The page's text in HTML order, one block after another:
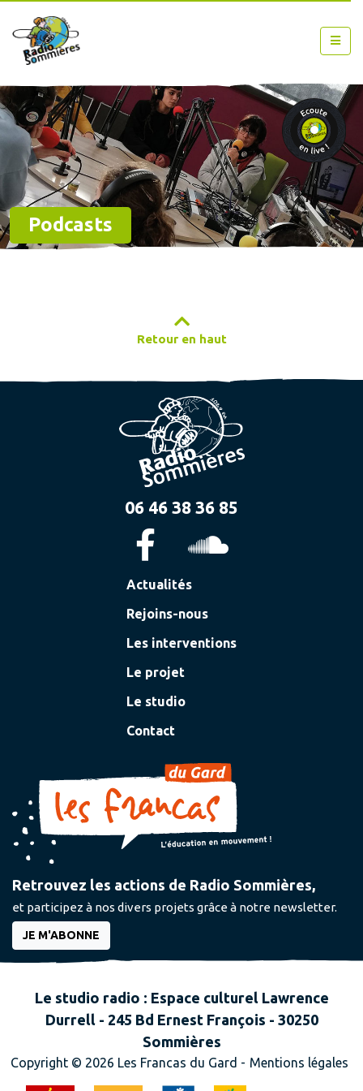
Podcasts
Retour en haut
06 46 38 36 85
Actualités
Rejoins-nous
Les interventions
Le projet
Le studio
Contact
Retrouvez les actions de Radio Sommières,
et participez à nos divers projets grâce à notre newsletter.
JE M'ABONNE
Le studio radio : Espace culturel Lawrence
Durrell - 245 Bd Ernest François - 30250
Sommières
Copyright © 2026 Les Francas du Gard - Mentions légales